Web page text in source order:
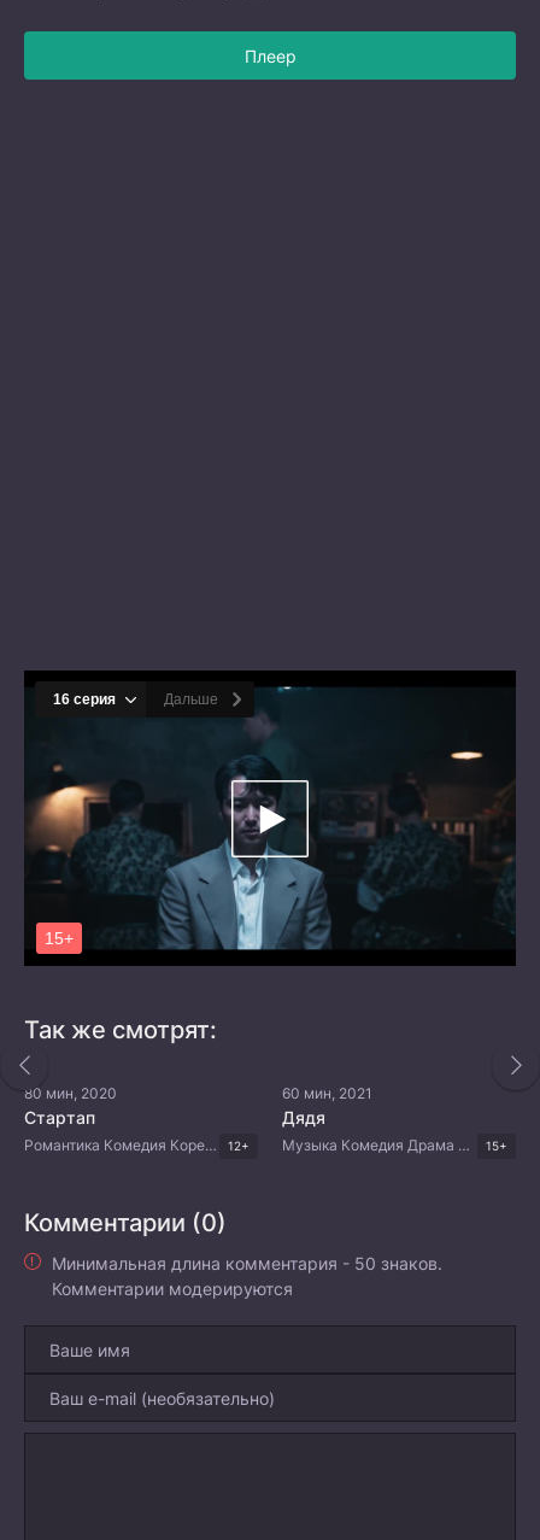
Плеер
Так же смотрят:
80 мин, 2020
Стартап
Романтика Комедия Корейские дорамы 12+
60 мин, 2021
Дядя
Музыка Комедия Драма Корейские дорамы 15+
Комментарии (0)
Минимальная длина комментария - 50 знаков.
Комментарии модерируются